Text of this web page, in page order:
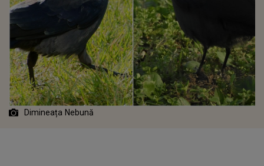
Dimineața Nebună